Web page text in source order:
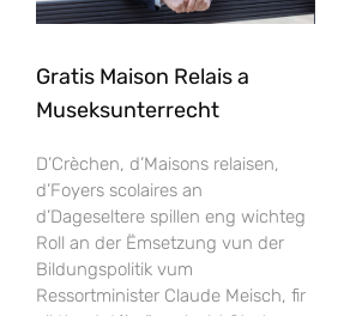
Gratis Maison Relais a
Museksunterrecht
D’Crèchen, d’Maisons relaisen,
d’Foyers scolaires an
d’Dageseltere spillen eng wichteg
Roll an der Ëmsetzung vun der
Bildungspolitik vum
Ressortminister Claude Meisch, fir